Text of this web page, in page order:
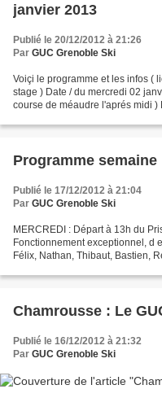
janvier 2013
Publié le 20/12/2012 à 21:26
Par GUC Grenoble Ski
Voiçi le programme et les infos (
stage ) Date / du mercredi 02
course de méaudre l'aprés midi )
Programme semaine
Publié le 17/12/2012 à 21:04
Par GUC Grenoble Ski
MERCREDI : Départ à 13h du
Fonctionnement exceptionnel, d
Félix, Nathan, Thibaut, Bastien,
Chamrousse : Le
Publié le 16/12/2012 à 21:32
Par GUC Grenoble Ski